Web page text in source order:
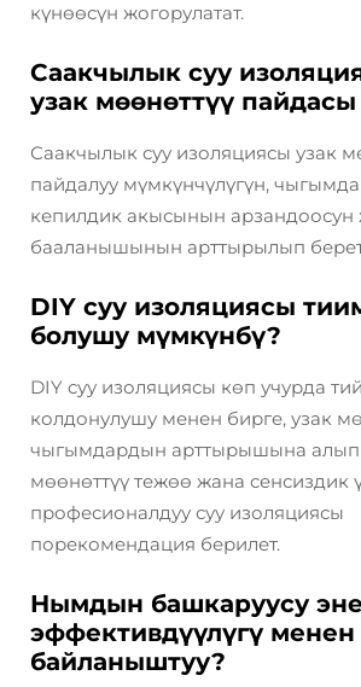
күнөөсүн жогорулатат.
Саакчылык суу
узак мөөнөттүү
Саакчылык суу изоляциясы узак
пайдалуу мүмкүнчүлүгүн,
кепилдик акысынын арзандоосун
бааланышынын арттырылып
DIY суу изоляциясы
болушу мүмкүнбү?
DIY суу изоляциясы көп учурда
колдонулушу менен бирге, узак
чыгымдардын арттырышына алып
мөөнөттүү тежөө жана сенсиздик
професионалдуу суу изоляциясы
порекомендация берилет.
Нымдын башкаруусу
эффективдүүлүгү менен
байланыштуу?